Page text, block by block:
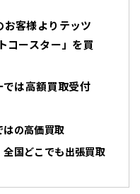
客様よりテッツ
コースター」を買
では高額買取受付
の高価買取
全国どこでも出張買取